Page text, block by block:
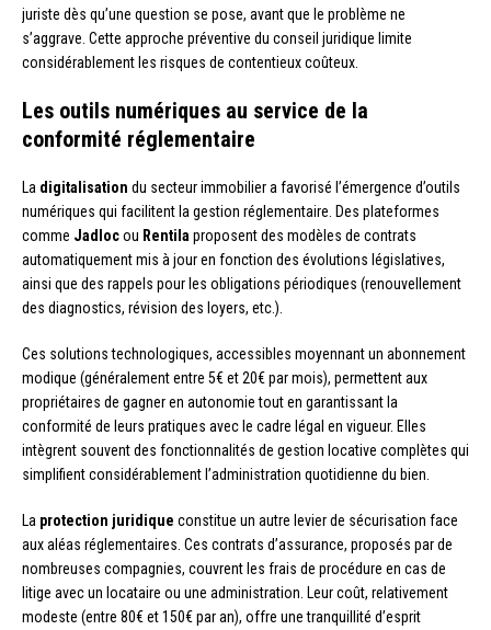
juriste dès qu’une question se pose, avant que le problème ne
s’aggrave. Cette approche préventive du conseil juridique limite
considérablement les risques de contentieux coûteux.
Les outils numériques au service de la
conformité réglementaire
La digitalisation du secteur immobilier a favorisé l’émergence d’outils
numériques qui facilitent la gestion réglementaire. Des plateformes
comme Jadlocou Rentila proposent des modèles de contrats
automatiquement mis à jour en fonction des évolutions législatives,
ainsi que des rappels pour les obligations périodiques (renouvellement
des diagnostics, révision des loyers, etc.).
Ces solutions technologiques, accessibles moyennant un abonnement
modique (généralement entre 5€ et 20€ par mois), permettent aux
propriétaires de gagner en autonomie tout en garantissant la
conformité de leurs pratiques avec le cadre légal en vigueur. Elles
intègrent souvent des fonctionnalités de gestion locative complètes qui
simplifient considérablement l’administration quotidienne du bien.
La protection juridique constitue un autre levier de sécurisation face
aux aléas réglementaires. Ces contrats d’assurance, proposés par de
nombreuses compagnies, couvrent les frais de procédure en cas de
litige avec un locataire ou une administration. Leur coût, relativement
modeste (entre 80€ et 150€ par an), offre une tranquillité d’esprit